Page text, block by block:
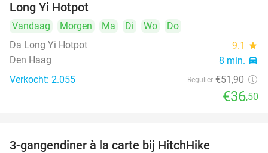
Long Yi Hotpot
Vandaag Morgen Ma Di Wo
Do
Da Long Yi Hotpot
9.1 star
Den Haag 8 min. directions_car
Verkocht: 2.055 Regulier €51,90
€36,50
3-gangendiner à la carte bij HitchHike